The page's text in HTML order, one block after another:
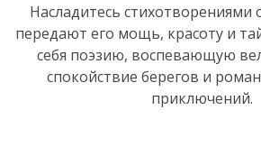
Насладитесь стихотворениями
передают его мощь, красоту и
себя поэзию, воспевающую
спокойствие берегов и
приключений.